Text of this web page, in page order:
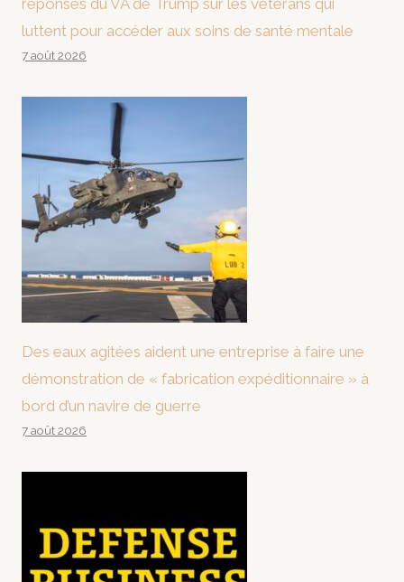
réponses du VA de Trump sur les vétérans qui
luttent pour accéder aux soins de santé mentale
7 août 2026
Des eaux agitées aident une entreprise à faire une
démonstration de « fabrication expéditionnaire » à
bord d’un navire de guerre
7 août 2026